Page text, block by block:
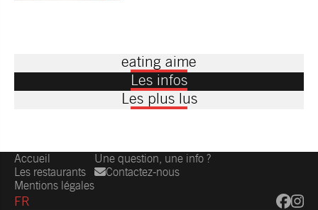
eating aime
Les infos
Les plus lus
Accueil
Les restaurants
Mentions légales
Une question, une info ?
Contactez-nous
FR